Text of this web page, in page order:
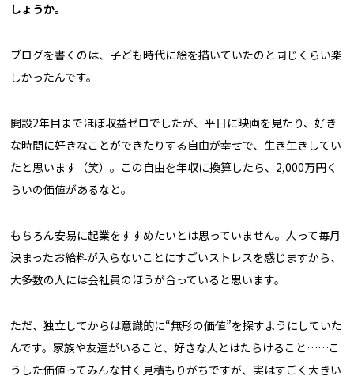
しょうか。
ブログを書くのは、子ども時代に絵を描いていたのと同じくらい楽
しかったんです。
開設2年目までほぼ収益ゼロでしたが、平日に映画を見たり、好き
な時間に好きなことができたりする自由が幸せで、生き生きしてい
たと思います（笑）。この自由を年収に換算したら、2,000万円く
らいの価値があるなと。
もちろん安易に起業をすすめたいとは思っていません。人って毎月
決まったお給料が入らないことにすごいストレスを感じますから、
大多数の人には会社員のほうが合っていると思います。
ただ、独立してからは意識的に“無形の価値”を探すようにしていた
んです。家族や友達がいること、好きな人とはたらけること……こ
うした価値ってみんな甘く見積もりがちですが、実はすごく大きい